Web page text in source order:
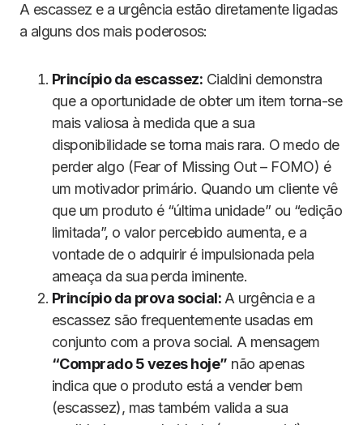
A escassez e a urgência estão diretamente ligadas
a alguns dos mais poderosos:
Princípio da escassez: Cialdini demonstra
que a oportunidade de obter um item torna-se
mais valiosa à medida que a sua
disponibilidade se torna mais rara. O medo de
perder algo (Fear of Missing Out – FOMO) é
um motivador primário. Quando um cliente vê
que um produto é “última unidade” ou “edição
limitada”, o valor percebido aumenta, e a
vontade de o adquirir é impulsionada pela
ameaça da sua perda iminente.
Princípio da prova social:A urgência e a
escassez são frequentemente usadas em
conjunto com a prova social. A mensagem
“Comprado 5 vezes hoje” não apenas
indica que o produto está a vender bem
(escassez), mas também valida a sua